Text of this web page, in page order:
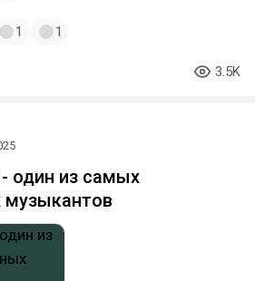
1 1
3.5K
один из самых
музыкантов